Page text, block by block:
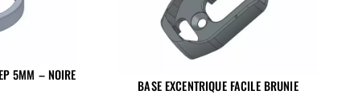
5MM – NOIRE
BASE EXCENTRIQUE FACILE BRUNIE